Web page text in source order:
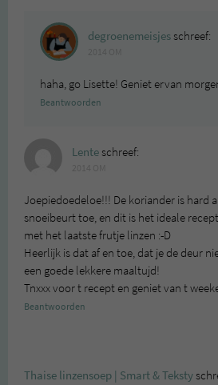
degroenemeisjesschreef:
haha, go Lisette! Geniet ervan
Beantwoorden
Lenteschreef:
Joepiedoedeloe!!! De koriander is hard
snoeibeurt toe, en dit is het ideale
met het laatste frutje linzen :-D
Heerlijk is dat af en toe, dat je de deur
een goede lekkere maaltujd!
Tnxxx voor t recept en geniet van t
Beantwoorden
Thaise linzensoep | Smart & Teksty